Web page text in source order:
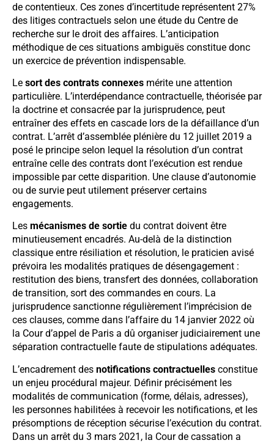
de contentieux. Ces zones d’incertitude représentent 27%
des litiges contractuels selon une étude du Centre de
recherche sur le droit des affaires. L’anticipation
méthodique de ces situations ambiguës constitue donc
un exercice de prévention indispensable.
Le sort des contrats connexes mérite une attention
particulière. L’interdépendance contractuelle, théorisée par
la doctrine et consacrée par la jurisprudence, peut
entraîner des effets en cascade lors de la défaillance d’un
contrat. L’arrêt d’assemblée plénière du 12 juillet 2019 a
posé le principe selon lequel la résolution d’un contrat
entraîne celle des contrats dont l’exécution est rendue
impossible par cette disparition. Une clause d’autonomie
ou de survie peut utilement préserver certains
engagements.
Les mécanismes de sortie du contrat doivent être
minutieusement encadrés. Au-delà de la distinction
classique entre résiliation et résolution, le praticien avisé
prévoira les modalités pratiques de désengagement :
restitution des biens, transfert des données, collaboration
de transition, sort des commandes en cours. La
jurisprudence sanctionne régulièrement l’imprécision de
ces clauses, comme dans l’affaire du 14 janvier 2022 où
la Cour d’appel de Paris a dû organiser judiciairement une
séparation contractuelle faute de stipulations adéquates.
L’encadrement des notifications contractuelles constitue
un enjeu procédural majeur. Définir précisément les
modalités de communication (forme, délais, adresses),
les personnes habilitées à recevoir les notifications, et les
présomptions de réception sécurise l’exécution du contrat.
Dans un arrêt du 3 mars 2021, la Cour de cassation a